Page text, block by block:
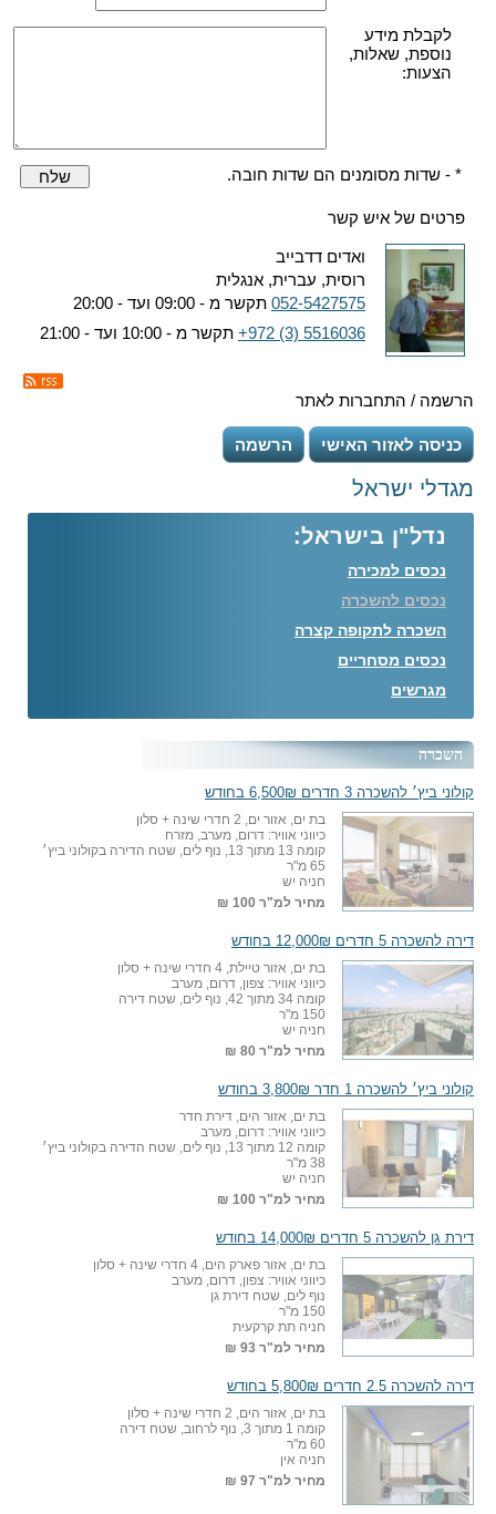
לקבלת מידע
נוספת, שאלות,
הצעות:
* - שדות מסומנים הם שדות חובה. שלח
פרטים של איש קשר
ואדים דדבייב
רוסית, עברית, אנגלית
052-5427575 תקשר מ - 09:00 ועד - 20:00
+972 (3) 5516036 תקשר מ - 10:00 ועד - 21:00
הרשמה / התחברות לאתר
כניסה לאזור האישי הרשמה
מגדלי ישראל
נדל"ן בישראל:
נכסים למכירה
נכסים להשכרה
השכרה לתקופה קצרה
נכסים מסחריים
מגרשים
השכרה
קולוני ביץ׳ להשכרה 3 חדרים 6,500₪ בחודש
בת ים, אזור ים, 2 חדרי שינה + סלון
כיווני אוויר: דרום, מערב, מזרח
קומה 13 מתוך 13, נוף לים, שטח הדירה בקולוני ביץ׳
65 מ"ר
חניה יש
מחיר למ"ר 100 ₪
דירה להשכרה 5 חדרים 12,000₪ בחודש
בת ים, אזור טיילת, 4 חדרי שינה + סלון
כיווני אוויר: צפון, דרום, מערב
קומה 34 מתוך 42, נוף לים, שטח דירה
150 מ"ר
חניה יש
מחיר למ"ר 80 ₪
קולוני ביץ׳ להשכרה 1 חדר 3,800₪ בחודש
בת ים, אזור הים, דירת חדר
כיווני אוויר: דרום, מערב
קומה 12 מתוך 13, נוף לים, שטח הדירה בקולוני ביץ׳
38 מ"ר
חניה יש
מחיר למ"ר 100 ₪
דירת גן להשכרה 5 חדרים 14,000₪ בחודש
בת ים, אזור פארק הים, 4 חדרי שינה + סלון
כיווני אוויר: צפון, דרום, מערב
נוף לים, שטח דירת גן
150 מ"ר
חניה תת קרקעית
מחיר למ"ר 93 ₪
דירה להשכרה 2.5 חדרים 5,800₪ בחודש
בת ים, אזור הים, 2 חדרי שינה + סלון
קומה 1 מתוך 3, נוף לרחוב, שטח דירה
60 מ"ר
חניה אין
מחיר למ"ר 97 ₪